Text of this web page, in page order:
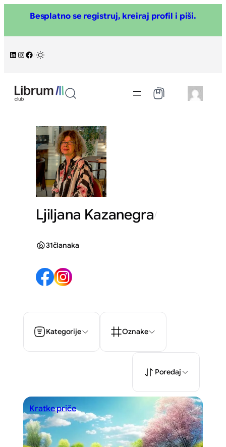
sadržaj
Besplatno se registruj, kreiraj profil i piši.
LinkedIn
Instagram
Facebook
Ljiljana Kazanegra/
31članaka
Kategorije Oznake
Poređaj
Kratke priče